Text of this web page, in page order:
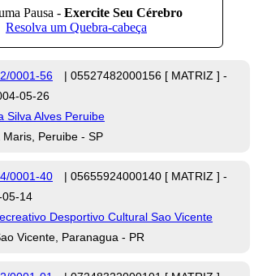
0001-56
| 05527482000156 [ MATRIZ ] -
05-26
Silva Alves Peruibe
Peruibe - SP
0001-40
| 05655924000140 [ MATRIZ ] -
05-14
Desportivo Cultural Sao Vicente
Vicente, Paranagua - PR